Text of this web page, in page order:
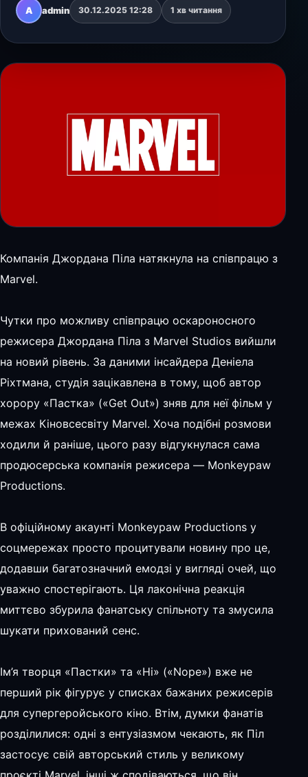
Ріхтмана, студія зацікавлена в тому, щоб
автор хорору «Пастка» («Get O…
A admin 30.12.2025 12:28 1 хв читання
Компанія Джордана Піла натякнула на співпрацю з
Marvel.
Чутки про можливу співпрацю оскароносного
режисера Джордана Піла з Marvel Studios вийшли
на новий рівень. За даними інсайдера Деніела
Ріхтмана, студія зацікавлена в тому, щоб автор
хорору «Пастка» («Get Out») зняв для неї фільм у
межах Кіновсесвіту Marvel. Хоча подібні розмови
ходили й раніше, цього разу відгукнулася сама
продюсерська компанія режисера — Monkeypaw
Productions.
В офіційному акаунті Monkeypaw Productions у
соцмережах просто процитували новину про це,
додавши багатозначний емодзі у вигляді очей, що
уважно спостерігають. Ця лаконічна реакція
миттєво збурила фанатську спільноту та змусила
шукати прихований сенс.
Ім’я творця «Пастки» та «Ні» («Nope») вже не
перший рік фігурує у списках бажаних режисерів
для супергеройського кіно. Втім, думки фанатів
розділилися: одні з ентузіазмом чекають, як Піл
застосує свій авторський стиль у великому